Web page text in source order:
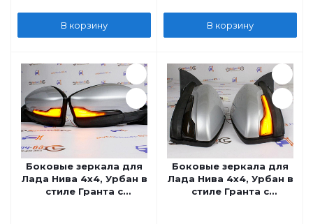
В корзину В корзину
Боковые зеркала для
Лада Нива 4x4, Урбан в
стиле Гранта с
Боковые зеркала для
Лада Нива 4x4, Урбан в
стиле Гранта с